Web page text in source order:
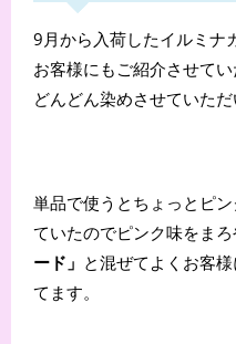
9月から入荷したイルミナ
お客様にもご紹介させて
どんどん染めさせていただ
単品で使うとちょっとピ
ていたのでピンク味をま
ード」 と混ぜてよくお客
てます。